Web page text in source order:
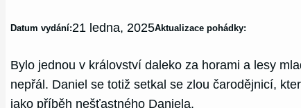
Datum vydání:21 ledna, 2025Aktualizace pohádky:
Bylo jednou v království daleko za horami a lesy
nepřál. Daniel se totiž setkal se zlou čarodějnicí,
jako příběh nešťastného Daniela.